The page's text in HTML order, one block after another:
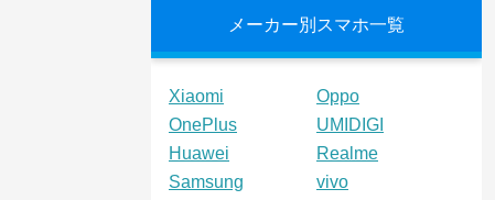
メーカー別スマホ一覧
Xiaomi
Oppo
OnePlus
UMIDIGI
Huawei
Realme
Samsung
vivo